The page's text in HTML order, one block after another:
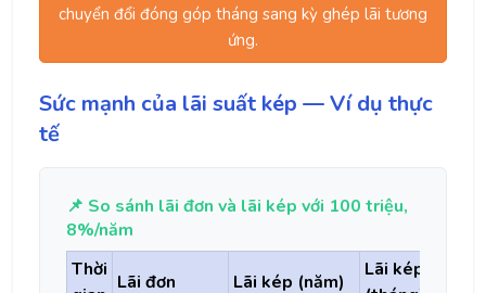
chuyển đổi đóng góp tháng sang kỳ ghép lãi tương
ứng.
Sức mạnh của lãi suất kép — Ví dụ thực
tế
📌 So sánh lãi đơn và lãi kép với 100 triệu,
8%/năm
Thời
Lãi đơn Lãi kép (năm)
Lãi kép